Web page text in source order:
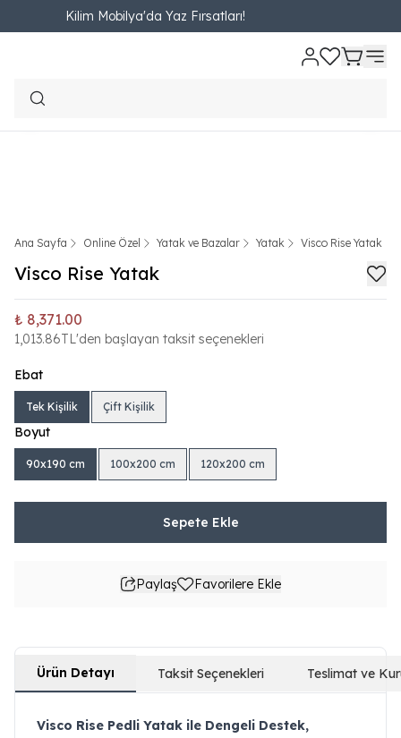
Kilim Mobilya'da Yaz Fırsatları!
Ana Sayfa Online Özel Yatak ve Bazalar Yatak Visco Rise Yatak
Visco Rise Yatak
₺ 8,371.00
1,013.86TL'den başlayan taksit seçenekleri
Ebat
Tek Kişilik Çift Kişilik
Boyut
90x190 cm 100x200 cm 120x200 cm
Sepete Ekle
Paylaş Favorilere Ekle
Ürün Detayı Taksit Seçenekleri Teslimat ve
Visco Rise Pedli Yatak ile Dengeli Destek,